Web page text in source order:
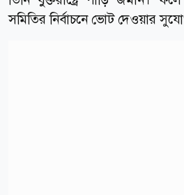
সমিতির নির্বাচনে ভোট দেওয়ার